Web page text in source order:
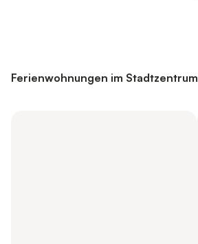
Ferienwohnungen im Stadtzentrum